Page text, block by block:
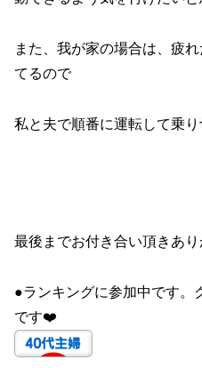
また、我が家の場合は、疲
てるので
私と夫で順番に運転して乗り
最後までお付き合い頂きあり
●ランキングに参加中です。
です❤️